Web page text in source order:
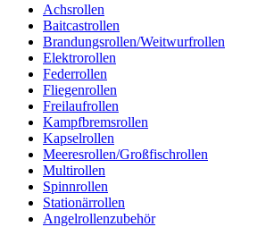
Achsrollen
Baitcastrollen
Brandungsrollen/Weitwurfrollen
Elektrorollen
Federrollen
Fliegenrollen
Freilaufrollen
Kampfbremsrollen
Kapselrollen
Meeresrollen/Großfischrollen
Multirollen
Spinnrollen
Stationärrollen
Angelrollenzubehör